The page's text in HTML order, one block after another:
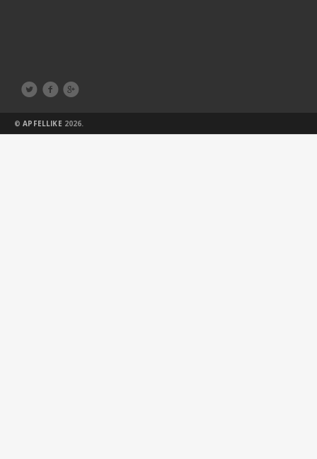
  
©APFELLIKE 2026.